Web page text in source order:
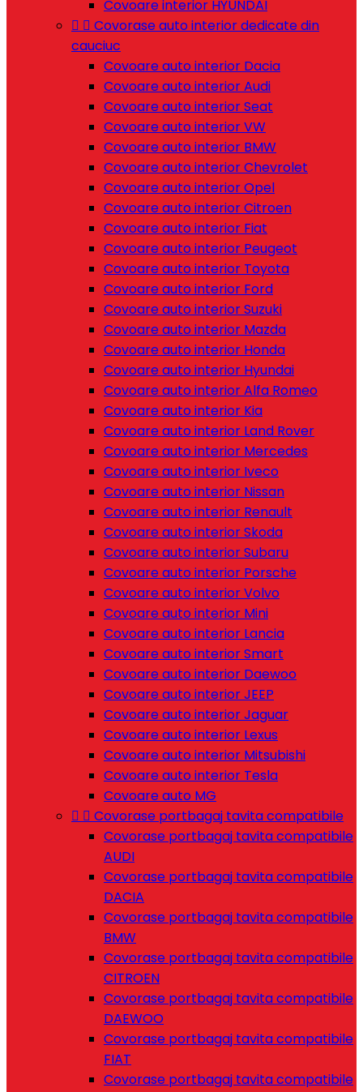
Covoare interior HYUNDAI
  Covorase auto interior dedicate din
cauciuc
Covoare auto interior Dacia
Covoare auto interior Audi
Covoare auto interior Seat
Covoare auto interior VW
Covoare auto interior BMW
Covoare auto interior Chevrolet
Covoare auto interior Opel
Covoare auto interior Citroen
Covoare auto interior Fiat
Covoare auto interior Peugeot
Covoare auto interior Toyota
Covoare auto interior Ford
Covoare auto interior Suzuki
Covoare auto interior Mazda
Covoare auto interior Honda
Covoare auto interior Hyundai
Covoare auto interior Alfa Romeo
Covoare auto interior Kia
Covoare auto interior Land Rover
Covoare auto interior Mercedes
Covoare auto interior Iveco
Covoare auto interior Nissan
Covoare auto interior Renault
Covoare auto interior Skoda
Covoare auto interior Subaru
Covoare auto interior Porsche
Covoare auto interior Volvo
Covoare auto interior Mini
Covoare auto interior Lancia
Covoare auto interior Smart
Covoare auto interior Daewoo
Covoare auto interior JEEP
Covoare auto interior Jaguar
Covoare auto interior Lexus
Covoare auto interior Mitsubishi
Covoare auto interior Tesla
Covoare auto MG
  Covorase portbagaj tavita compatibile
Covorase portbagaj tavita compatibile
AUDI
Covorase portbagaj tavita compatibile
DACIA
Covorase portbagaj tavita compatibile
BMW
Covorase portbagaj tavita compatibile
CITROEN
Covorase portbagaj tavita compatibile
DAEWOO
Covorase portbagaj tavita compatibile
FIAT
Covorase portbagaj tavita compatibile